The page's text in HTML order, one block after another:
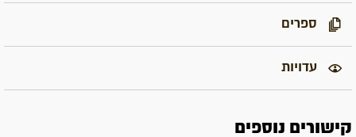
ספרים
עדויות
קישורים נוספים